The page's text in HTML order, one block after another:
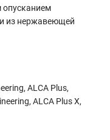
опусканием
из нержавеющей
ALCA Plus,
ALCA Plus X,